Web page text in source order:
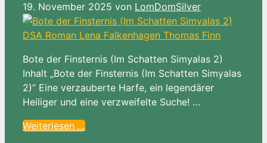
19. November 2025 von LomDomSilver
Bote der Finsternis (Im Schatten Simyalas 2)
Inhalt „Bote der Finsternis (Im Schatten Simyalas
2)“ Eine verzauberte Harfe, ein legendärer
Heiliger und eine verzweifelte Suche! …
Weiterlesen …